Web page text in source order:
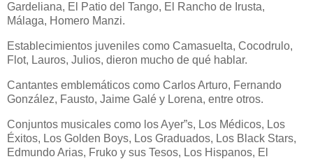
Gardeliana, El Patio del Tango, El Rancho de Irusta,
Málaga, Homero Manzi.
Establecimientos juveniles como Camasuelta, Cocodrulo,
Flot, Lauros, Julios, dieron mucho de qué hablar.
Cantantes emblemáticos como Carlos Arturo, Fernando
González, Fausto, Jaime Galé y Lorena, entre otros.
Conjuntos musicales como los Ayer”s, Los Médicos, Los
Éxitos, Los Golden Boys, Los Graduados, Los Black Stars,
Edmundo Arias, Fruko y sus Tesos, Los Hispanos, El